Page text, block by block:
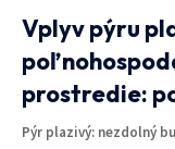
Vplyv pýru
prostredie:
Pýr plazivý: nezdolný